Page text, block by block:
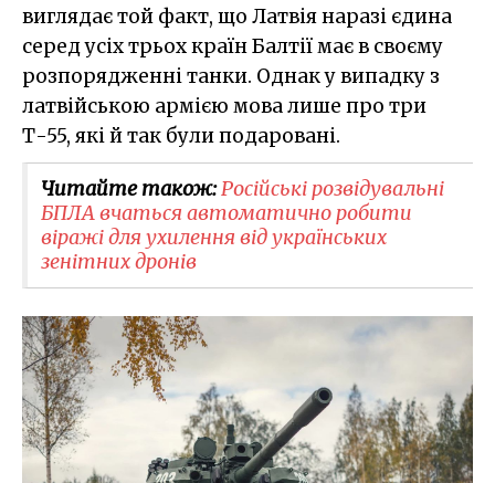
виглядає той факт, що Латвія наразі єдина
серед усіх трьох країн Балтії має в своєму
розпорядженні танки. Однак у випадку з
латвійською армією мова лише про три
Т-55, які й так були подаровані.
Читайте також:Російські розвідувальні
БПЛА вчаться автоматично робити
віражі для ухилення від українських
зенітних дронів